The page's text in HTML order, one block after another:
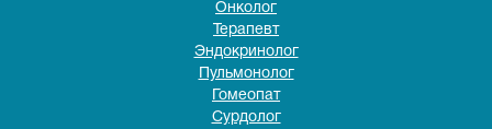
Онколог
Терапевт
Эндокринолог
Пульмонолог
Гомеопат
Сурдолог